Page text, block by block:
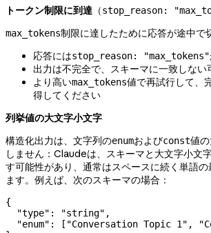
トークン制限に到達 （stop_reason:
max_tokens制限に達したために応答が途中で
応答にはstop_reason: "max_tokens"
出力は不完全で、スキーマに一致しない
より高いmax_tokens値で再試行して、
得してください
列挙値の大文字小文字
構造化出力は、文字列のenumおよびconst値
しません：Claudeは、スキーマと大文字小文
す可能性があり、通常はスペースに続く単語
ます。例えば、次のスキーマの場合：
{
  "type"
: "string" ,
  "enum"
: [ "Conversation Topic 1" ,